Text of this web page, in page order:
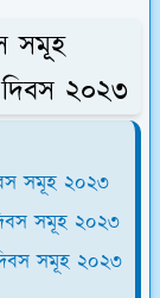
সমূহ
২০২৩
সমূহ ২০২৩
সমূহ ২০২৩
সমূহ ২০২৩